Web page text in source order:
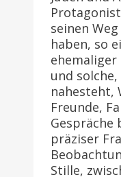
seinen
haben, so
und
nahesteht,
Freunde,
Gespräche
präziser
Stille,